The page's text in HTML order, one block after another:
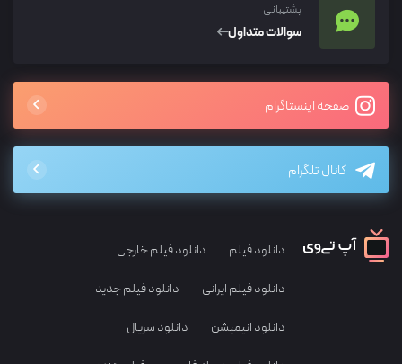
پشتیبانی
سوالات متداول
صفحه اینستاگرام
کانال تلگرام
دانلود فیلم دانلود فیلم خارجی
دانلود فیلم ایرانی دانلود فیلم جدید
دانلود انیمیشن دانلود سریال